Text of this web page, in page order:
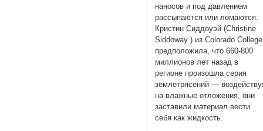
наносов и под давлением
рассыпаются или ломаются.
Кристин Сиддоуэй (Christine
Siddoway ) из Colorado College
предположила, что 660-800
миллионов лет назад в
регионе произошла серия
землетрясений —
на влажные отложения, они
заставили материал вести
себя как жидкость.